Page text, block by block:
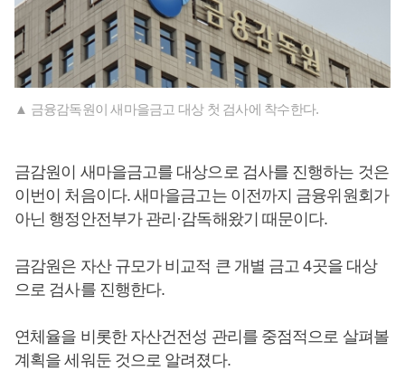
▲ 금융감독원이 새마을금고 대상 첫 검사에 착수한다.
금감원이 새마을금고를 대상으로 검사를 진행하는 것은
이번이 처음이다. 새마을금고는 이전까지 금융위원회가
아닌 행정안전부가 관리·감독해왔기 때문이다.
금감원은 자산 규모가 비교적 큰 개별 금고 4곳을 대상
으로 검사를 진행한다.
연체율을 비롯한 자산건전성 관리를 중점적으로 살펴볼
계획을 세워둔 것으로 알려졌다.